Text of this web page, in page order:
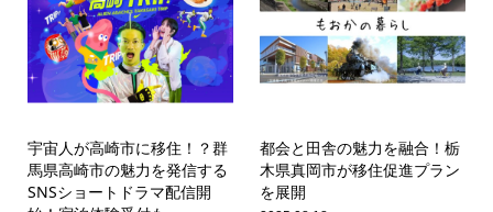
宇宙人が高崎市に移住！？群
馬県高崎市の魅力を発信する
SNSショートドラマ配信開
都会と田舎の魅力を融合！栃
木県真岡市が移住促進プラン
を展開